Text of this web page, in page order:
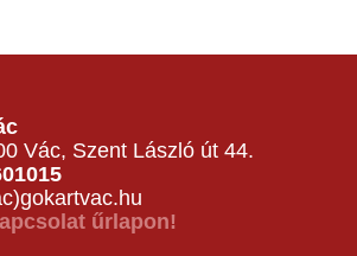
Vác, Szent László út 44.
űrlapon!